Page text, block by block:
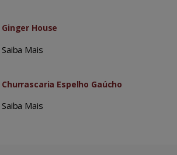
Ginger House
Saiba Mais
Churrascaria Espelho Gaúcho
Saiba Mais